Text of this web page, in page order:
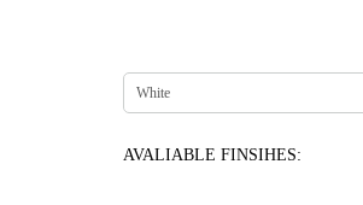
AVALIABLE FINSIHES: